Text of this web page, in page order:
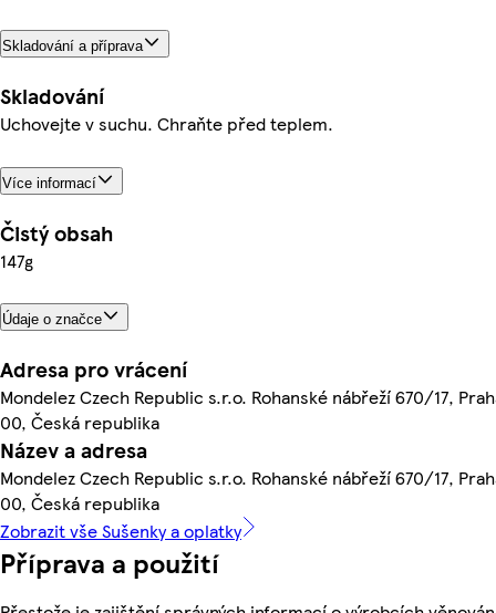
Skladování a příprava
Skladování
Uchovejte v suchu. Chraňte před teplem.
Více informací
Čistý obsah
147g
Údaje o značce
Adresa pro vrácení
Mondelez Czech Republic s.r.o. Rohanské nábřeží 670/17,
00, Česká republika
Název a adresa
Mondelez Czech Republic s.r.o. Rohanské nábřeží 670/17,
00, Česká republika
Zobrazit vše Sušenky a oplatky
Příprava a použití